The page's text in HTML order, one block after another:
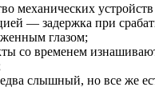
механических
— задержка при
глазом;
со временем
слышный, но все же